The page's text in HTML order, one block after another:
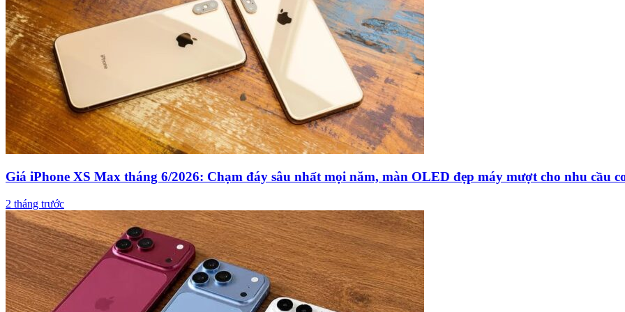
Giá iPhone XS Max tháng 6/2026: Chạm đáy sâu nhất mọi năm, màn OLED đẹp máy mượt cho nhu cầu
2 tháng trước